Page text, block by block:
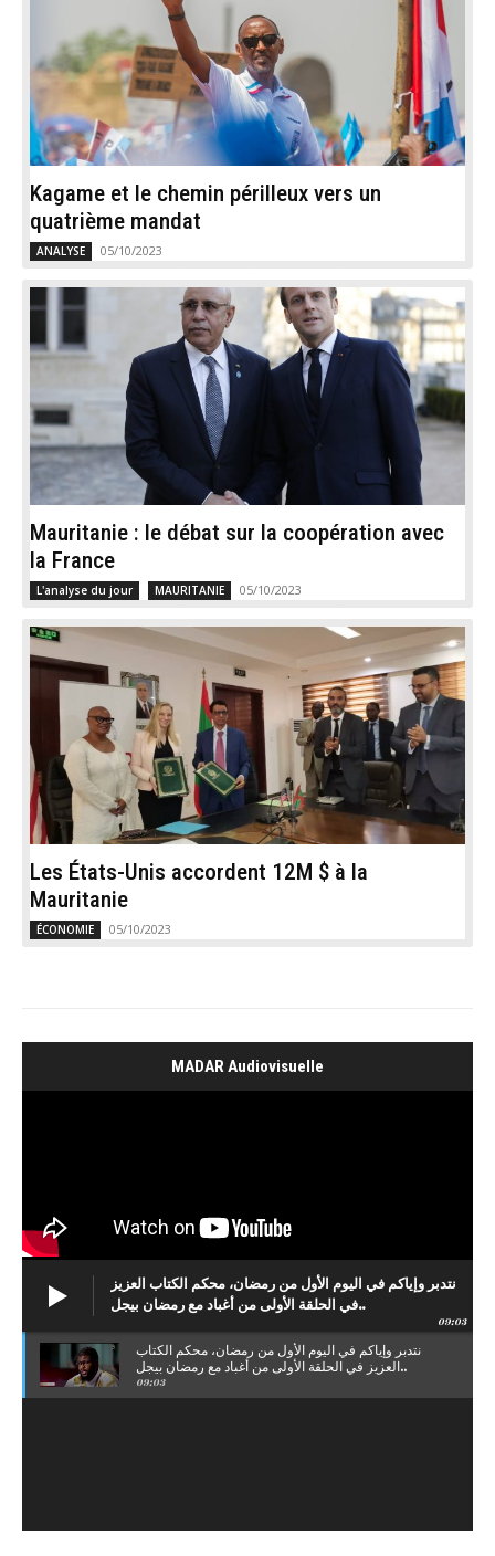
Kagame et le chemin périlleux vers un
quatrième mandat
ANALYSE 05/10/2023
Mauritanie : le débat sur la coopération avec
la France
L'analyse du jour MAURITANIE 05/10/2023
Les États-Unis accordent 12M $ à la
Mauritanie
ÉCONOMIE 05/10/2023
MADAR Audiovisuelle
نتدبر وإياكم في اليوم الأول من رمضان، محكم الكتاب العزيز
في الحلقة الأولى من أغباد مع رمضان بيجل..
09:03
نتدبر وإياكم في اليوم الأول من رمضان، محكم الكتاب
العزيز في الحلقة الأولى من أغباد مع رمضان بيجل..
09:03